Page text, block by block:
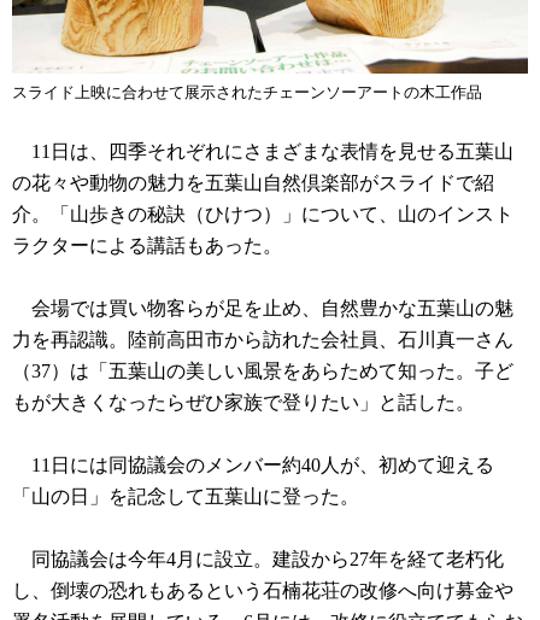
スライド上映に合わせて展示されたチェーンソーアートの木工作品
11日は、四季それぞれにさまざまな表情を見せる五葉山
の花々や動物の魅力を五葉山自然倶楽部がスライドで紹
介。「山歩きの秘訣（ひけつ）」について、山のインスト
ラクターによる講話もあった。
会場では買い物客らが足を止め、自然豊かな五葉山の魅
力を再認識。陸前高田市から訪れた会社員、石川真一さん
（37）は「五葉山の美しい風景をあらためて知った。子ど
もが大きくなったらぜひ家族で登りたい」と話した。
11日には同協議会のメンバー約40人が、初めて迎える
「山の日」を記念して五葉山に登った。
同協議会は今年4月に設立。建設から27年を経て老朽化
し、倒壊の恐れもあるという石楠花荘の改修へ向け募金や